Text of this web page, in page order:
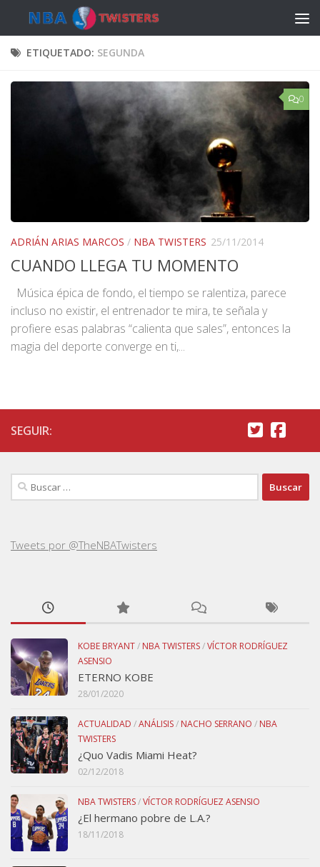
Saltar al contenido
ETIQUETADO: SEGUNDA
0
ADRIÁN ARIAS MARCOS / NBA TWISTERS 25/11/2014
CUANDO LLEGA TU MOMENTO
Música épica de fondo, el tiempo se ralentiza, parece
incluso no existir, el entrenador te mira, te señala y
profiere esas palabras “calienta que sales”, entonces la
magia del deporte converge en ti,...
SEGUIR:
Buscar:
Tweets por @TheNBATwisters
KOBE BRYANT/ NBA TWISTERS/VÍCTOR RODRÍGUEZ
ASENSIO
ETERNO KOBE
28/01/2020
ACTUALIDAD /ANÁLISIS/ NACHO SERRANO / NBA
TWISTERS
¿Quo Vadis Miami Heat?
02/12/2018
NBA TWISTERS/VÍCTOR RODRÍGUEZ ASENSIO
¿El hermano pobre de L.A.?
18/11/2018